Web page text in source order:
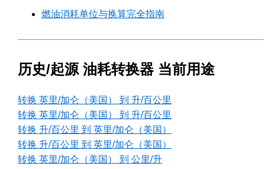
燃油消耗单位与换算完全指南
历史/起源 油耗转换器 当前用途
转换 英里/加仑（美国） 到 升/百公里
转换 英里/加仑（美国） 到 升/百公里
转换 升/百公里 到 英里/加仑（美国）
转换 升/百公里 到 英里/加仑（美国）
转换 英里/加仑（美国） 到 公里/升